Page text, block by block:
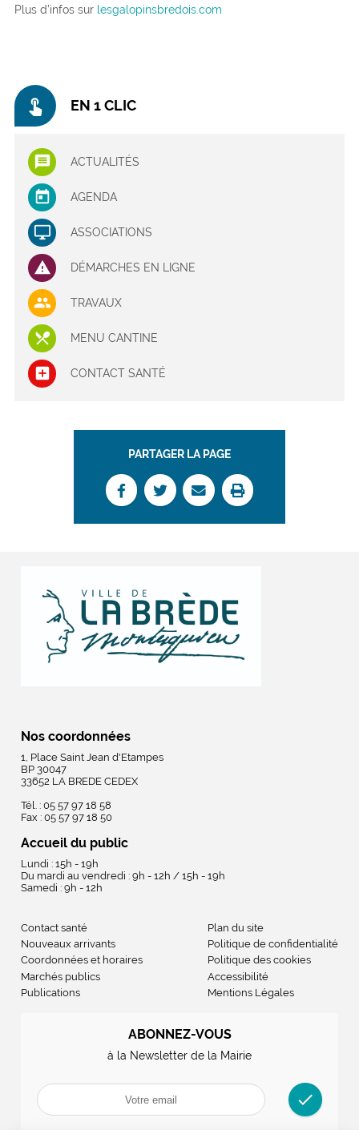
Plus d’infos sur lesgalopinsbredois.com
touch_app EN 1 CLIC
ACTUALITÉS
AGENDA
ASSOCIATIONS
DÉMARCHES EN LIGNE
TRAVAUX
MENU CANTINE
CONTACT SANTÉ
PARTAGER LA PAGE
Nos coordonnées
1, Place Saint Jean d'Etampes
BP 30047
33652 LA BREDE CEDEX
Tél. : 05 57 97 18 58
Fax : 05 57 97 18 50
Accueil du public
Lundi : 15h - 19h
Du mardi au vendredi : 9h - 12h / 15h - 19h
Samedi : 9h - 12h
Contact santé
Nouveaux arrivants
Coordonnées et horaires
Marchés publics
Publications
Plan du site
Politique de confidentialité
Politique des cookies
Accessibilité
Mentions Légales
ABONNEZ-VOUS
à la Newsletter de la Mairie
check